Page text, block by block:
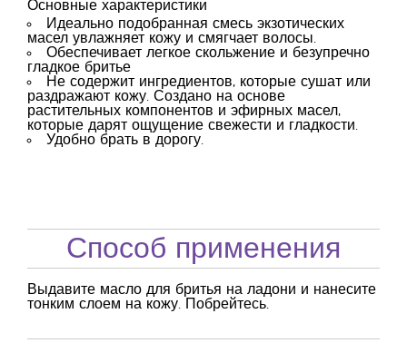
Основные характеристики
Идеально подобранная смесь экзотических
масел увлажняет кожу и смягчает волосы.
Обеспечивает легкое скольжение и безупречно
гладкое бритье
Не содержит ингредиентов, которые сушат или
раздражают кожу. Создано на основе
растительных компонентов и эфирных масел,
которые дарят ощущение свежести и гладкости.
Удобно брать в дорогу.
Способ применения
Выдавите масло для бритья на ладони и нанесите
тонким слоем на кожу. Побрейтесь.